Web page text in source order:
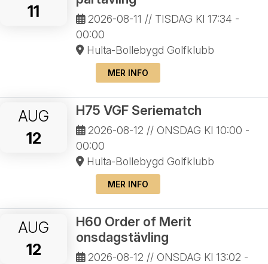
11
2026-08-11 // TISDAG Kl 17:34 -
00:00
Hulta-Bollebygd Golfklubb
MER INFO
AUG
12
H75 VGF Seriematch
2026-08-12 // ONSDAG Kl 10:00 -
00:00
Hulta-Bollebygd Golfklubb
MER INFO
AUG
12
H60 Order of Merit
onsdagstävling
2026-08-12 // ONSDAG Kl 13:02 -